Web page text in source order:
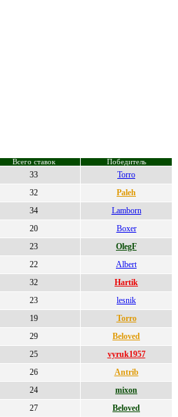
Всего ставок Победитель
33
Torro
32
Paleh
34
Lamborn
20
Boxer
23
OlegF
22
Albert
32
Hartik
23
lesnik
19
Torro
29
Beloved
25
vyruk1957
26
Antrib
24
mixon
27
Beloved